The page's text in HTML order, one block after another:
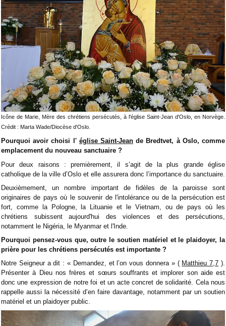
Icône de Marie, Mère des chrétiens persécutés, à l'église Saint-Jean d'Oslo, en Norvège.
Crédit : Marta Wade/Diocèse d'Oslo.
Pourquoi avoir choisi l' église Saint-Jean de Bredtvet, à Oslo, comme
emplacement du nouveau sanctuaire ?
Pour deux raisons : premièrement, il s’agit de la plus grande église
catholique de la ville d’Oslo et elle assurera donc l’importance du sanctuaire.
Deuxièmement, un nombre important de fidèles de la paroisse sont
originaires de pays où le souvenir de l'intolérance ou de la persécution est
fort, comme la Pologne, la Lituanie et le Vietnam, ou de pays où les
chrétiens subissent aujourd'hui des violences et des persécutions,
notamment le Nigéria, le Myanmar et l'Inde.
Pourquoi pensez-vous que, outre le soutien matériel et le plaidoyer, la
prière pour les chrétiens persécutés est importante ?
Notre Seigneur a dit : « Demandez, et l’on vous donnera » ( Matthieu 7,7 ).
Présenter à Dieu nos frères et sœurs souffrants et implorer son aide est
donc une expression de notre foi et un acte concret de solidarité. Cela nous
rappelle aussi la nécessité d’en faire davantage, notamment par un soutien
matériel et un plaidoyer public.